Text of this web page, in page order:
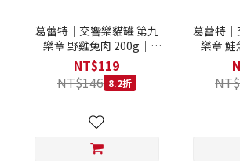
葛蕾特｜交響樂貓罐 第九
樂章 野雞兔肉 200g｜
GranataPet 200克 主食罐
無穀罐 無膠罐 主食貓罐 德
罐
NT$119
NT$146 8.2折
葛蕾特
樂章 鮭
無穀罐